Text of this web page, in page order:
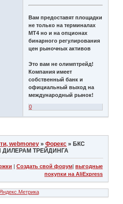
Вам предоставят площадки
не только на терминалах
МТ4 но и на опционах
бинарного регулирования
цен рыночных активов
Это вам не олимптрейд!
Компания имеет
собственный банк и
официальный выход на
международный рынок!
0
webmoney »Форекс » БКС
ТРЕЙДИНГА
| Создать свой форум| выгодные
покупки на AliExpress